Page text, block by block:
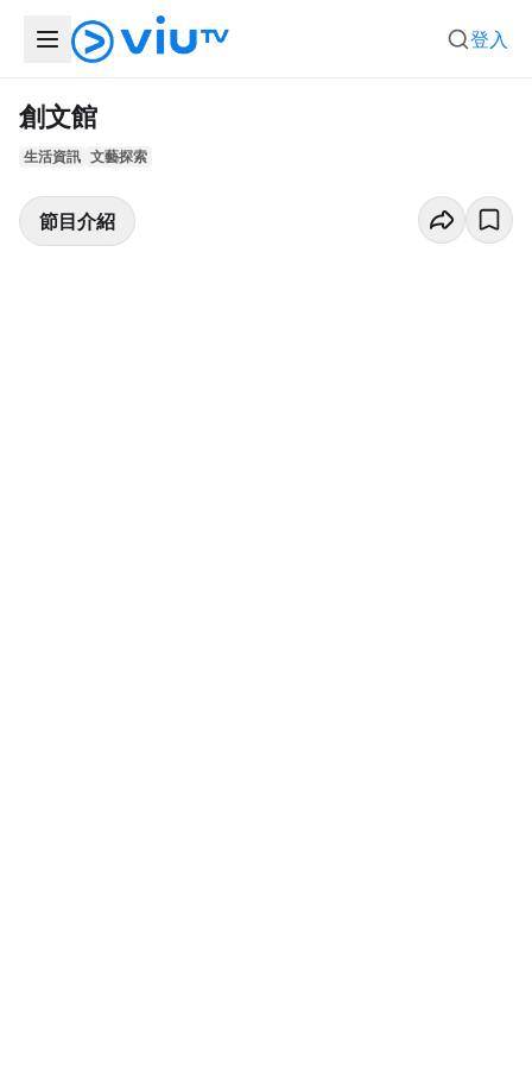
登入
創文館
生活資訊 文藝探索
節目介紹